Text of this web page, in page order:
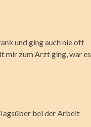
und ging auch nie oft
mir zum Arzt ging, war es
bei der Arbeit